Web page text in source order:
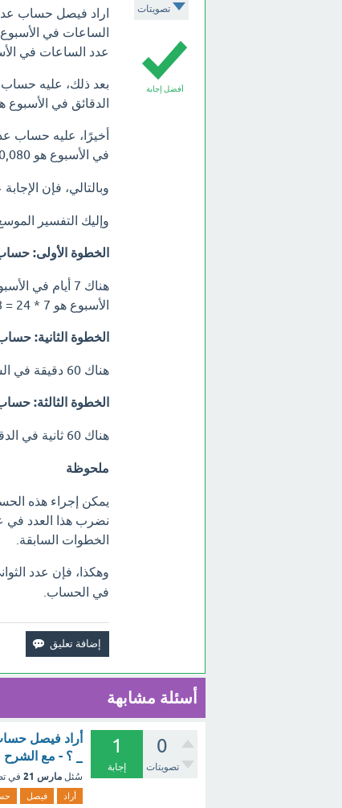
تصويتات
أفضل إجابة
اراد فيصل حساب
عدد الساعات في الأسبوع هو 7 *
الدقائق في الأسبوع هو 168 * 60 = 10,080
في الأسبوع هو 10,080 * 60 =
وبالتالي، فإن
وإليك التفسير
الخطوة الأولى:
الأسبوع هو 7 * 24 = 168 ساعة.
الخطوة الثانية:
هناك 60 دقيقة في الساعة، لذلك فإن عدد الدقائق في الأسبوع هو 168 * 60 = 10,080 دقيقة.
الخطوة الثالثة:
هناك 60 ثانية في الدقيقة، لذلك فإن عدد الثواني في الأسبوع هو 10,080 * 60 =
ملحوظة
يمكن إجراء هذه
نضرب هذا العدد في
الخطوات السابقة.
وهكذا، فإن عدد
في الحساب.
أسئلة مشابهة
0
تصويتات
1
إجابة
_ ؟ - مع الشرح
سُئل مارس 21 في
أراد فيصل